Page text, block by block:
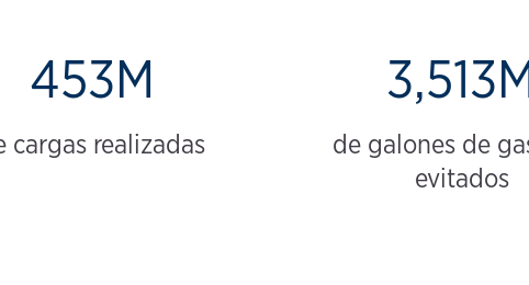
453M
cargas realizadas
de galones de
evitados